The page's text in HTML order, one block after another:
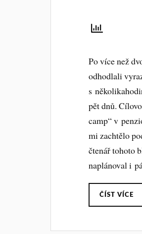
Po více než
odhodlali
s
pět dnů.
camp“ v
mi zachtělo
čtenář tohoto
naplánoval i
ČÍST VÍCE